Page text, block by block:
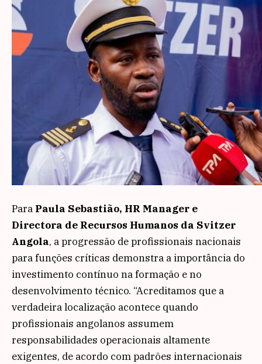
Para Paula Sebastião, HR Manager e
Directora de Recursos Humanos da Svitzer
Angola, a progressão de profissionais nacionais
para funções críticas demonstra a importância do
investimento contínuo na formação e no
desenvolvimento técnico. “Acreditamos que a
verdadeira localização acontece quando
profissionais angolanos assumem
responsabilidades operacionais altamente
exigentes, de acordo com padrões internacionais